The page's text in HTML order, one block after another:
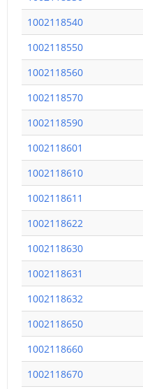
1002118540
1002118550
1002118560
1002118570
1002118590
1002118601
1002118610
1002118611
1002118622
1002118630
1002118631
1002118632
1002118650
1002118660
1002118670